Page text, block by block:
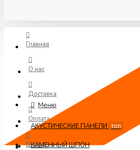
Главная
О нас
Доставка
Оплата
Контакты
Меню
АКУСТИЧЕСКИЕ ПАНЕЛИ топ
КАМЕННЫЙ ШПОН
Войти